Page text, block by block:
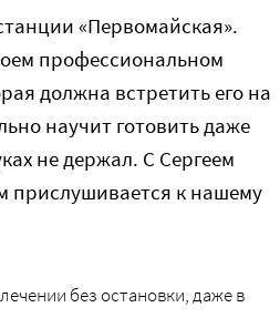
«Первомайская».
профессиональном
должна встретить его на
научит готовить даже
не держал. С Сергеем
прислушивается к нашему
без остановки, даже в